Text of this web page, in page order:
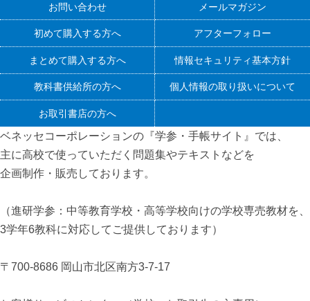
お問い合わせ メールマガジン
初めて購入する方へ アフターフォロー
まとめて購入する方へ 情報セキュリティ基本方針
教科書供給所の方へ 個人情報の取り扱いについて
お取引書店の方へ
ベネッセコーポレーションの『学参・手帳サイト』 では、
主に高校で使っていただく問題集やテキストなどを
企画制作・販売しております。
（進研学参：中等教育学校・高等学校向けの学校専売教材を、
3学年6教科に対応してご提供しております）
〒700-8686 岡山市北区南方3-7-17